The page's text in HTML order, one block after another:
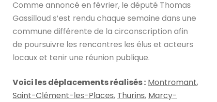
Comme annoncé en février, le député Thomas
Gassilloud s’est rendu chaque semaine dans une
commune différente de la circonscription afin
de poursuivre les rencontres les élus et acteurs
locaux et tenir une réunion publique.
Voici les déplacements réalisés : Montromant,
Saint-Clément-les-Places, Thurins, Marcy-